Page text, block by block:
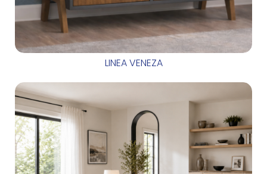
LINEA VENEZA